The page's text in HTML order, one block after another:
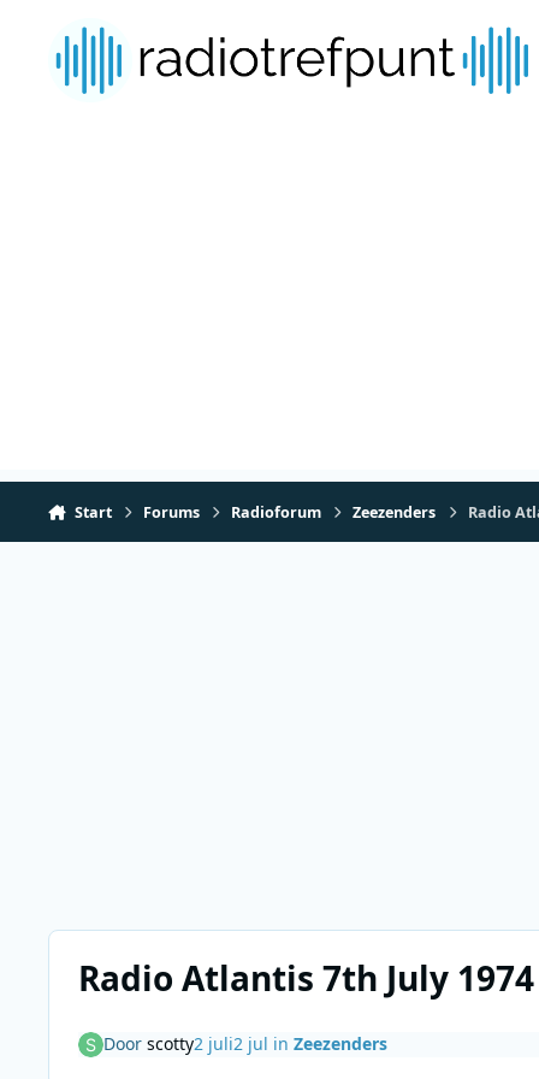
Start Forums Radioforum Zeezenders Radio
Radio Atlantis 7th July 1974
Door scotty2 juli2 jul in Zeezenders